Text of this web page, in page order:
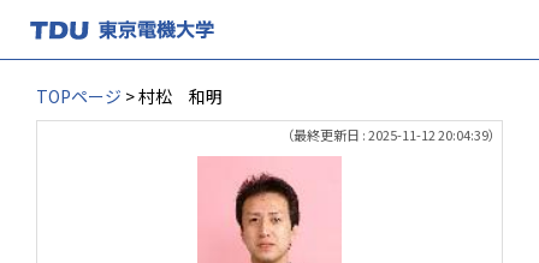
TOPページ > 村松 和明
（最終更新日 : 2025-11-12 20:04:39）